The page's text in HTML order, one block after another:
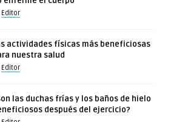
Editor
actividades físicas más beneficiosas
nuestra salud
Editor
las duchas frías y los baños de hielo
después del ejercicio?